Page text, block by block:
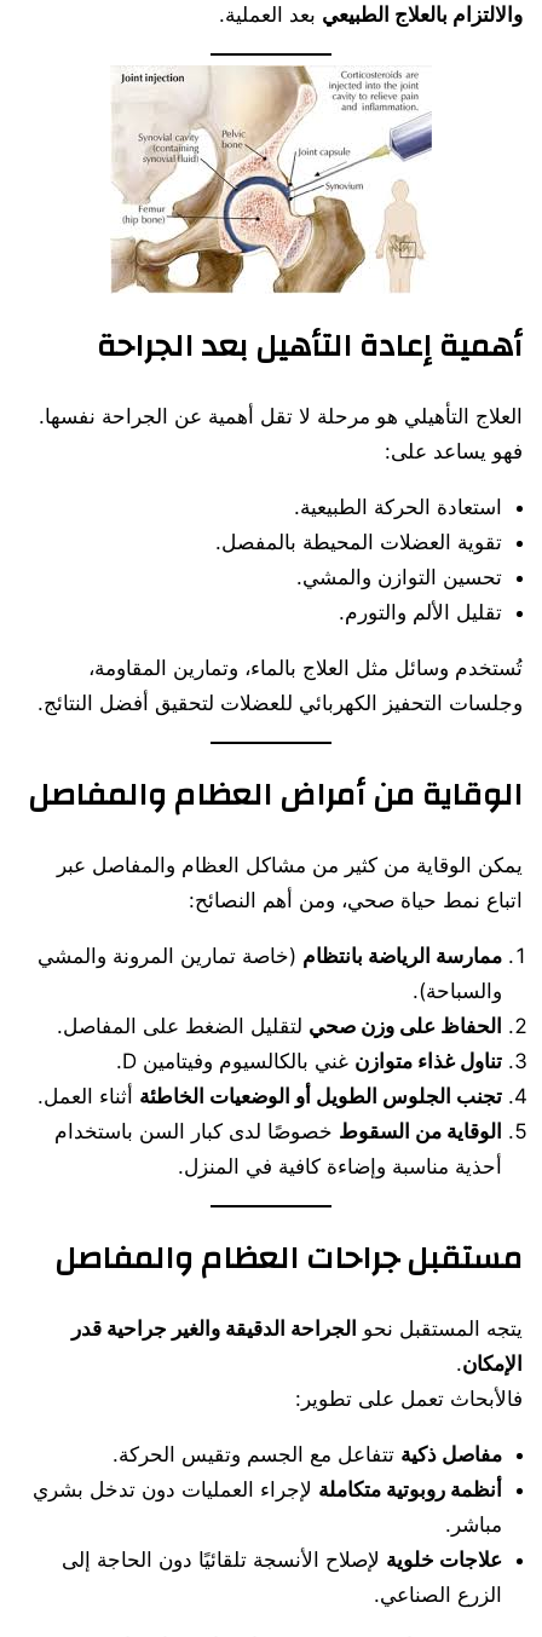
والالتزام بالعلاج الطبيعي بعد العملية.
أهمية إعادة التأهيل بعد الجراحة
العلاج التأهيلي هو مرحلة لا تقل أهمية عن الجراحة نفسها.
فهو يساعد على:
استعادة الحركة الطبيعية.
تقوية العضلات المحيطة بالمفصل.
تحسين التوازن والمشي.
تقليل الألم والتورم.
تُستخدم وسائل مثل العلاج بالماء، وتمارين المقاومة،
وجلسات التحفيز الكهربائي للعضلات لتحقيق أفضل النتائج.
الوقاية من أمراض العظام والمفاصل
يمكن الوقاية من كثير من مشاكل العظام والمفاصل عبر
اتباع نمط حياة صحي، ومن أهم النصائح:
ممارسة الرياضة بانتظام (خاصة تمارين المرونة والمشي
والسباحة).
الحفاظ على وزن صحي لتقليل الضغط على المفاصل.
تناول غذاء متوازن غني بالكالسيوم وفيتامين D.
تجنب الجلوس الطويل أو الوضعيات الخاطئة أثناء العمل.
الوقاية من السقوط خصوصًا لدى كبار السن باستخدام
أحذية مناسبة وإضاءة كافية في المنزل.
مستقبل جراحات العظام والمفاصل
يتجه المستقبل نحو الجراحة الدقيقة والغير جراحية قدر
الإمكان.
فالأبحاث تعمل على تطوير:
مفاصل ذكية تتفاعل مع الجسم وتقيس الحركة.
أنظمة روبوتية متكاملة لإجراء العمليات دون تدخل بشري
مباشر.
علاجات خلوية لإصلاح الأنسجة تلقائيًا دون الحاجة إلى
الزرع الصناعي.